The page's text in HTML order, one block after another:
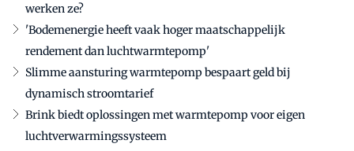
werken ze?
'Bodemenergie heeft vaak hoger maatschappelijk
rendement dan luchtwarmtepomp'
Slimme aansturing warmtepomp bespaart geld bij
dynamisch stroomtarief
Brink biedt oplossingen met warmtepomp voor eigen
luchtverwarmingssysteem